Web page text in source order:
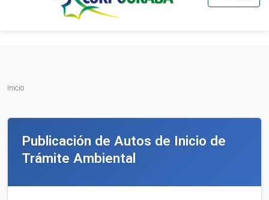
Saltar al contenido principal
Inicio
Publicación de Autos de Inicio de
Trámite Ambiental